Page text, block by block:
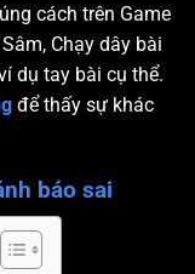
cách trên Game
Chạy dây bài
dụ tay bài cụ thể.
để thấy sự khác
báo sai